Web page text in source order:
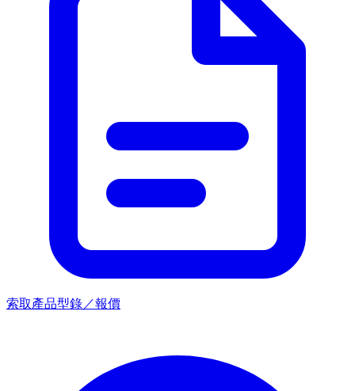
索取產品型錄／報價